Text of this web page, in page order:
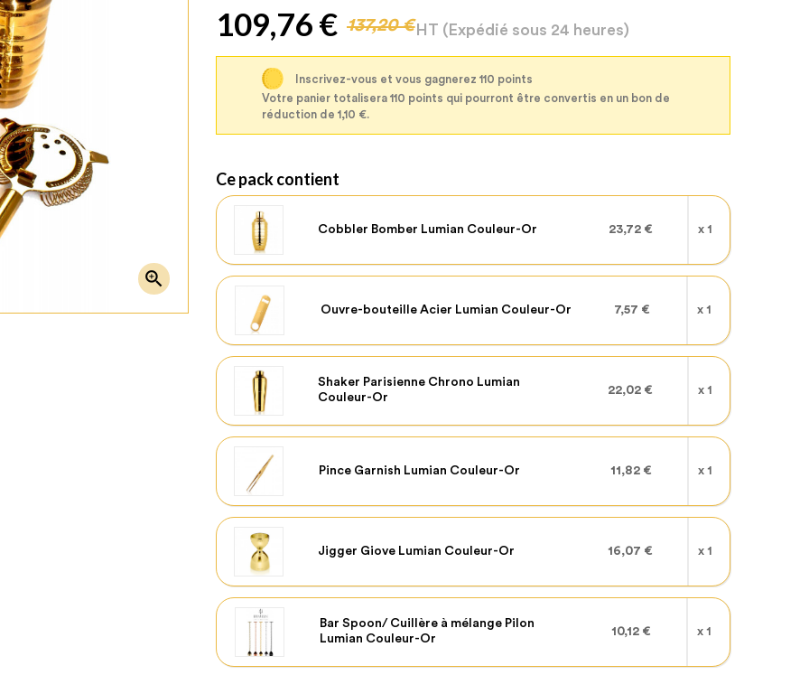

109,76 € 137,20 €HT (Expédié sous 24 heures)
Inscrivez-vous et vous gagnerez 110 points
Votre panier totalisera 110 points qui pourront être convertis en un bon de
réduction de 1,10 €.
Ce pack contient
Cobbler Bomber Lumian Couleur-Or 23,72 € x 1
Ouvre-bouteille Acier Lumian Couleur-Or 7,57 € x 1
Shaker Parisienne Chrono Lumian
Couleur-Or
22,02 € x 1
Pince Garnish Lumian Couleur-Or 11,82 € x 1
Jigger Giove Lumian Couleur-Or 16,07 € x 1
Bar Spoon/ Cuillère à mélange Pilon
Lumian Couleur-Or
10,12 € x 1